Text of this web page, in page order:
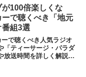
100倍楽しくな
で聴くべき「地元
番組3選
で聴くべき人気ラジオ
「ティーサージ・パラダ
放送時間を詳しく解説。